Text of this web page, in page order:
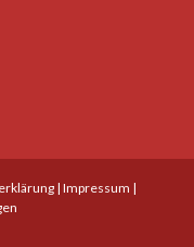
| Impressum |